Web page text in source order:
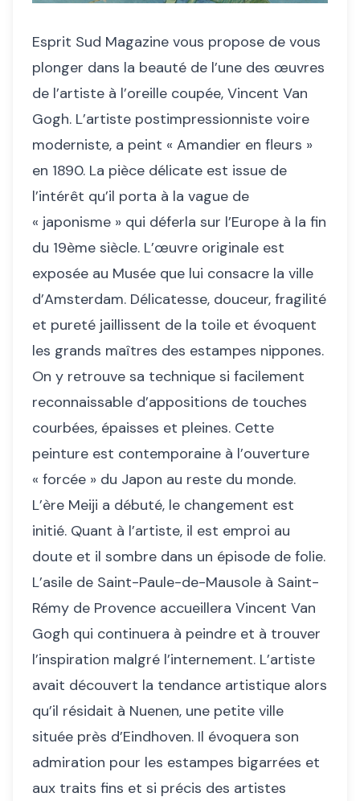
Esprit Sud Magazine vous propose de vous
plonger dans la beauté de l’une des œuvres
de l’artiste à l’oreille coupée, Vincent Van
Gogh. L’artiste postimpressionniste voire
moderniste, a peint « Amandier en fleurs »
en 1890. La pièce délicate est issue de
l’intérêt qu’il porta à la vague de
« japonisme » qui déferla sur l’Europe à la fin
du 19ème siècle. L’œuvre originale est
exposée au Musée que lui consacre la ville
d’Amsterdam. Délicatesse, douceur, fragilité
et pureté jaillissent de la toile et évoquent
les grands maîtres des estampes nippones.
On y retrouve sa technique si facilement
reconnaissable d’appositions de touches
courbées, épaisses et pleines. Cette
peinture est contemporaine à l’ouverture
« forcée » du Japon au reste du monde.
L’ère Meiji a débuté, le changement est
initié. Quant à l’artiste, il est emproi au
doute et il sombre dans un épisode de folie.
L’asile de Saint-Paule-de-Mausole à Saint-
Rémy de Provence accueillera Vincent Van
Gogh qui continuera à peindre et à trouver
l’inspiration malgré l’internement. L’artiste
avait découvert la tendance artistique alors
qu’il résidait à Nuenen, une petite ville
située près d’Eindhoven. Il évoquera son
admiration pour les estampes bigarrées et
aux traits fins et si précis des artistes